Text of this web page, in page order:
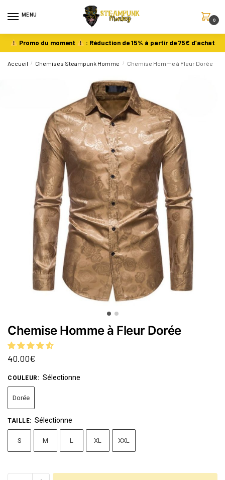
MENU
0
Promo du moment : Réduction de 15% à partir de 75€ d’achat
Accueil / Chemises Steampunk Homme / Chemise Homme à Fleur Dorée
Chemise Homme à Fleur Dorée
40.00€
COULEUR: Sélectionne
Dorée
TAILLE: Sélectionne
S M L XL XXL